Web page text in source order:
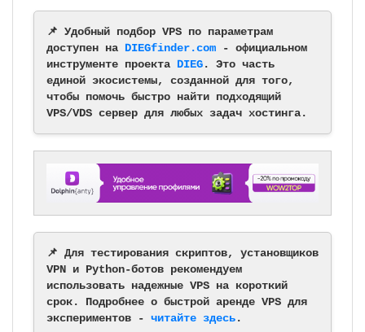
📌 Удобный подбор VPS по параметрам
доступен на DIEGfinder.com - официальном
инструменте проекта DIEG. Это часть
единой экосистемы, созданной для того,
чтобы помочь быстро найти подходящий
VPS/VDS сервер для любых задач хостинга.
📌 Для тестирования скриптов, установщиков
VPN и Python-ботов рекомендуем
использовать надежные VPS на короткий
срок. Подробнее о быстрой аренде VPS для
экспериментов - читайте здесь.